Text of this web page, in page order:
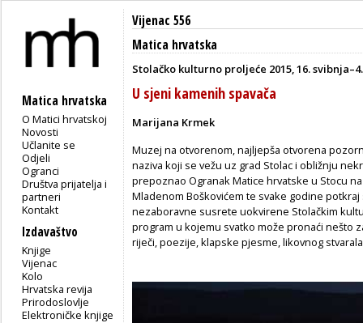
Matica hrvatska
O Matici hrvatskoj
Novosti
Učlanite se
Odjeli
Ogranci
Društva prijatelja i
partneri
Kontakt
Izdavaštvo
Knjige
Vijenac
Kolo
Hrvatska revija
Prirodoslovlje
Elektroničke knjige
Vijenac 556
Matica hrvatska
Stolačko kulturno proljeće 2015, 16.
U sjeni kamenih spavača
Marijana Krmek
Muzej na otvorenom, najljepša otvorena
naziva koji se vežu uz grad Stolac i obližnju
prepoznao Ogranak Matice hrvatske u Stocu
Mladenom Boškovićem te svake godine
nezaboravne susrete uokvirene Stolačkim
program u kojemu svatko može pronaći nešto
riječi, poezije, klapske pjesme, likovnog